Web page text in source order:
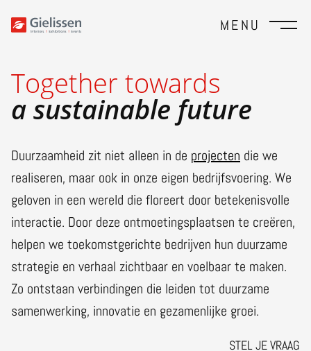
MENU
Together towards
a sustainable future
Duurzaamheid zit niet alleen in de projecten die we
realiseren, maar ook in onze eigen bedrijfsvoering. We
geloven in een wereld die floreert door betekenisvolle
interactie. Door deze ontmoetingsplaatsen te creëren,
helpen we toekomstgerichte bedrijven hun duurzame
strategie en verhaal zichtbaar en voelbaar te maken.
Zo ontstaan verbindingen die leiden tot duurzame
samenwerking, innovatie en gezamenlijke groei.
STEL JE VRAAG